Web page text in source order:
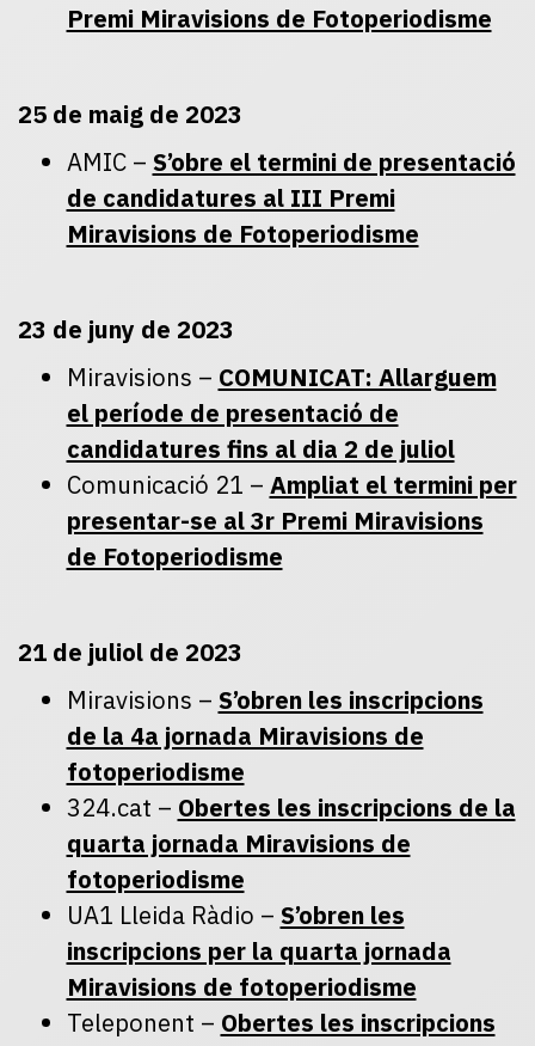
Premi Miravisions de Fotoperiodisme
25 de maig de 2023
AMIC – S’obre el termini de presentació
de candidatures al III Premi
Miravisions de Fotoperiodisme
23 de juny de 2023
Miravisions – COMUNICAT: Allarguem
el període de presentació de
candidatures fins al dia 2 de juliol
Comunicació 21 – Ampliat el termini per
presentar-se al 3r Premi Miravisions
de Fotoperiodisme
21 de juliol de 2023
Miravisions – S’obren les inscripcions
de la 4a jornada Miravisions de
fotoperiodisme
324.cat – Obertes les inscripcions de la
quarta jornada Miravisions de
fotoperiodisme
UA1 Lleida Ràdio – S’obren les
inscripcions per la quarta jornada
Miravisions de fotoperiodisme
Teleponent – Obertes les inscripcions